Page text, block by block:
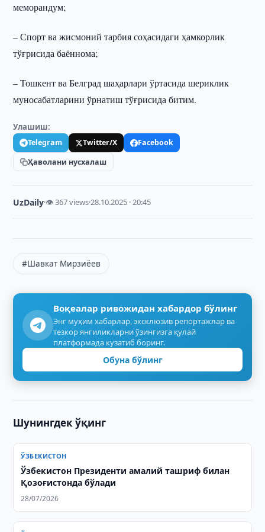
меморандум;
– Спорт ва жисмоний тарбия соҳасидаги ҳамкорлик
тўғрисида баённома;
– Тошкент ва Белград шаҳарлари ўртасида шериклик
муносабатларини ўрнатиш тўғрисида битим.
Улашиш:
Telegram Twitter/X
Facebook
Ҳаволани нусхалаш
UzDaily·👁 367 views·28.10.2025 · 20:45
#Шавкат Мирзиёев
Воқеалар ривожидан хабардор бўлинг
Энг муҳим хабарлар, эксклюзив репортажлар ва
тезкор янгиликларни ўзингизга қулай
платформада кузатиб боринг.
Обуна бўлинг
Шунингдек ўқинг
ЎЗБЕКИСТОН
Ўзбекистон Президенти амалий ташриф билан
Қозоғистонда бўлади
28/07/2026